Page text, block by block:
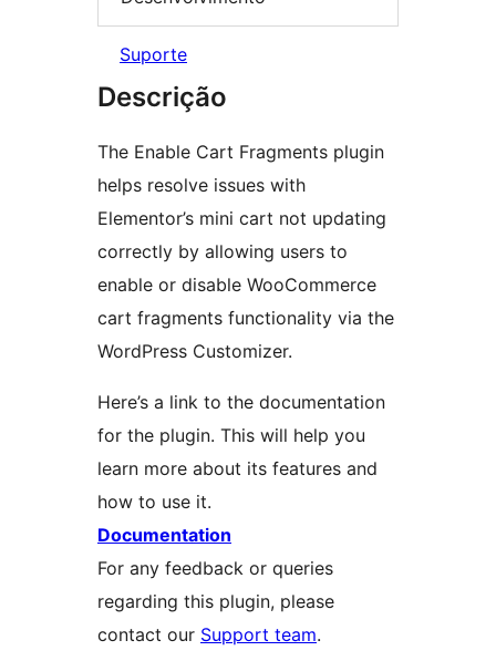
Suporte
Descrição
The Enable Cart Fragments plugin
helps resolve issues with
Elementor’s mini cart not updating
correctly by allowing users to
enable or disable WooCommerce
cart fragments functionality via the
WordPress Customizer.
Here’s a link to the documentation
for the plugin. This will help you
learn more about its features and
how to use it.
Documentation
For any feedback or queries
regarding this plugin, please
contact our Support team.